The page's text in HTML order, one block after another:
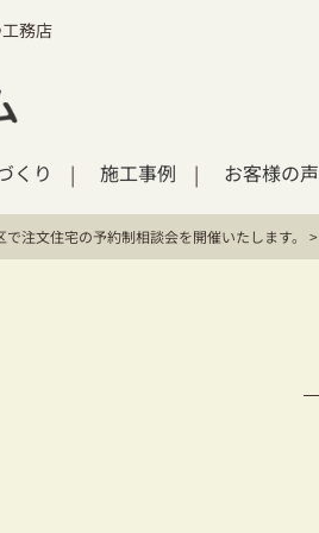
務店
くり 施工事例 お客様の声
で注文住宅の予約制相談会を開催いたします。 >